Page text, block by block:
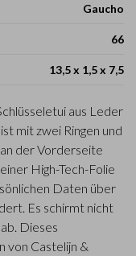
Gaucho
66
13,5 x 1,5 x 7,5
aus Leder
mit zwei Ringen und
der Vorderseite
High-Tech-Folie
Daten über
Es schirmt nicht
Dieses
von Castelijn &